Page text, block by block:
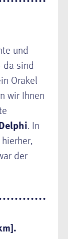
und
da sind
Orakel
wir Ihnen
. In
der